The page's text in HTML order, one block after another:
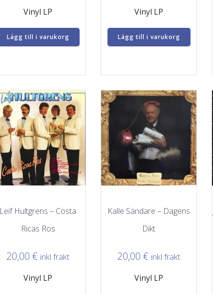
Vinyl LP
Lägg till i varukorg
Vinyl LP
Lägg till i varukorg
Leif Hultgrens – Costa
Ricas Ros
20,00€ inkl frakt
Vinyl LP
Kalle Sändare – Dagens
Dikt
20,00€ inkl frakt
Vinyl LP